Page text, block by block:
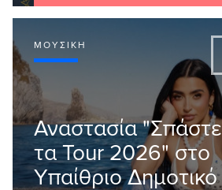
ΜΟΥΣΙΚΉ
Αναστασία "Σπάστε
τα Tour 2026" στο
Υπαίθριο Δημοτικό